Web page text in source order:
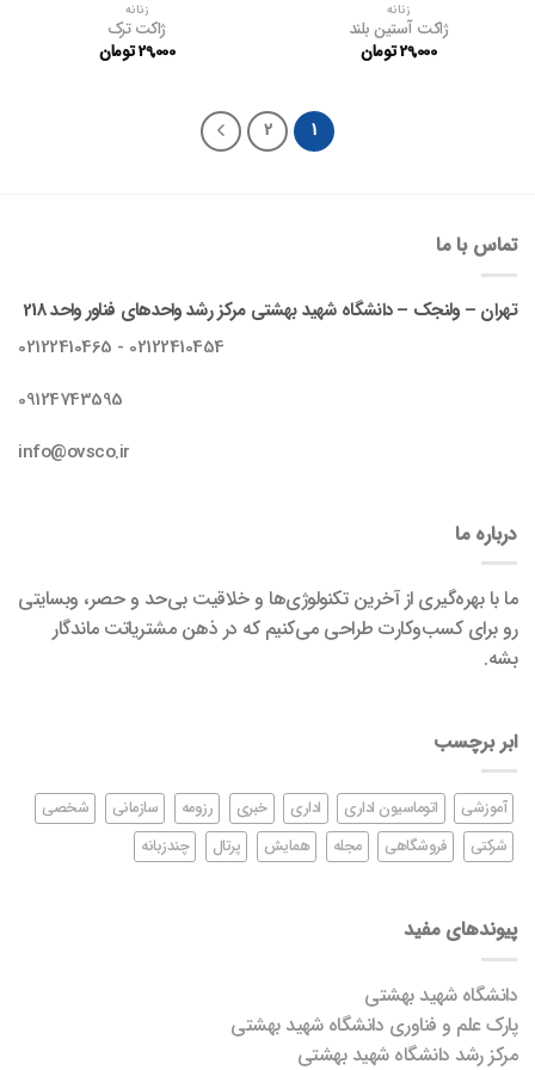
زنانه
ژاکت آستین بلند
29,000تومان
زنانه
ژاکت ترک
29,000تومان
1
2
تماس با ما
تهران – ولنجک – دانشگاه شهید بهشتی مرکز رشد واحدهای فناور واحد 218
02122410454 - 02122410465
09124743595
info@ovsco.ir
درباره ما
ما با بهره‌گیری از آخرین تکنولوژی‌ها و خلاقیت بی‌حد و حصر، وبسایتی
رو برای کسب‌وکارت طراحی می‌کنیم که در ذهن مشتریاتت ماندگار
بشه.
ابر برچسب
آموزشی اتوماسیون اداری اداری خبری رزومه سازمانی
شخصی
شرکتی
فروشگاهی مجله همایش پرتال چندزبانه
پیوندهای مفید
دانشگاه شهید بهشتی
پارک علم و فناوری دانشگاه شهید بهشتی
مرکز رشد دانشگاه شهید بهشتی